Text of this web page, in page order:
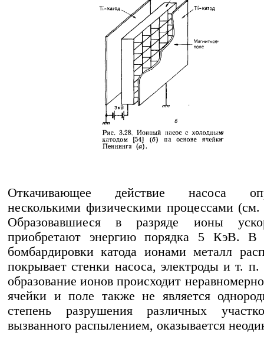
Откачивающее действие насоса
несколькими физическими процессами
Образовавшиеся в разряде ионы
приобретают энергию порядка 5 КэВ. В
бомбардировки катода ионами металл
покрывает стенки насоса, электроды и т. п.
образование ионов происходит
ячейки и поле также не является
степень разрушения различных
вызванного распылением, оказывается